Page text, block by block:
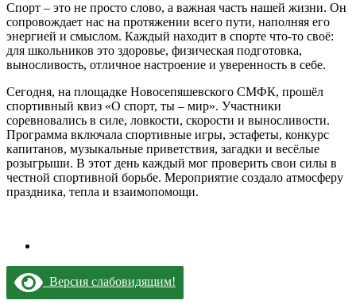
Спорт – это не просто слово, а важная часть нашей жизни. Он
сопровождает нас на протяжении всего пути, наполняя его
энергией и смыслом. Каждый находит в спорте что-то своё:
для школьников это здоровье, физическая подготовка,
выносливость, отличное настроение и уверенность в себе.
Сегодня, на площадке Новосепяшевского СМФК, прошёл
спортивный квиз «О спорт, ты – мир». Участники
соревновались в силе, ловкости, скорости и выносливости.
Программа включала спортивные игры, эстафеты, конкурс
капитанов, музыкальные приветствия, загадки и весёлые
розыгрыши. В этот день каждый мог проверить свои силы в
честной спортивной борьбе. Мероприятие создало атмосферу
праздника, тепла и взаимопомощи.
Версия слабовидящим!